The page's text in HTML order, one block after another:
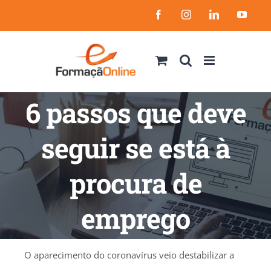
to
FacebookInstagramLinkedIn
6 passos que deve
seguir se está à
procura de
emprego
O aparecimento do coronavírus veio destabilizar a